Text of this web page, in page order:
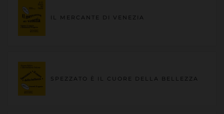
IL MERCANTE DI VENEZIA
SPEZZATO È IL CUORE DELLA BELLEZZA